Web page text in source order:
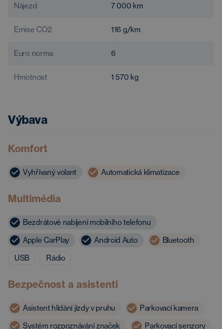
Nájezd 7 000 km
Emise CO2 116 g/km
Euro norma 6
Hmotnost 1 570 kg
Výbava
Komfort
Vyhřívaný volant Automatická klimatizace
Multimédia
Bezdrátové nabíjení mobilního telefonu
Apple CarPlay
Android Auto
Bluetooth
USB
Rádio
Bezpečnost a asistenti
Asistent hlídání jízdy v pruhu
Parkovací kamera
Systém rozpoznávání značek
Parkovací senzory